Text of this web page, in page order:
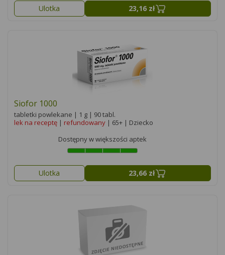
Ulotka 23,16 zł
Siofor 1000
tabletki powlekane | 1 g | 90 tabl.
lek na receptę | refundowany | 65+ | Dziecko
Dostępny w większości aptek
Ulotka 23,66 zł